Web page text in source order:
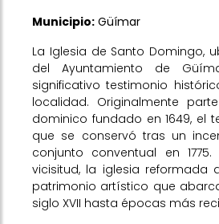
Municipio: Güímar
La Iglesia de Santo Domingo,
del Ayuntamiento de
significativo testimonio
localidad. Originalmente
dominico fundado en 1649, el
que se conservó tras un
conjunto conventual en
vicisitud, la iglesia reformada
patrimonio artístico que
siglo XVII hasta épocas más